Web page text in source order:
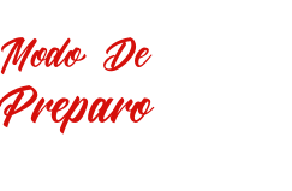
Modo De
Preparo